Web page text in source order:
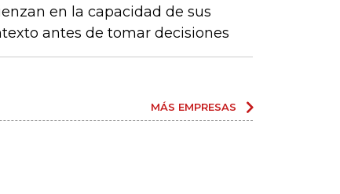
en la capacidad de sus
antes de tomar decisiones
MÁS EMPRESAS